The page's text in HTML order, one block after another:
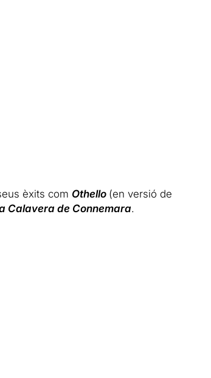
èxits com Othello (en versió de
Calavera de Connemara.